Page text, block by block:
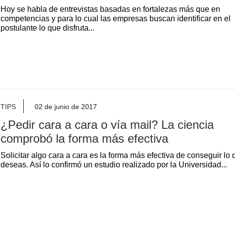
Hoy se habla de entrevistas basadas en fortalezas más que en
competencias y para lo cual las empresas buscan identificar en el
postulante lo que disfruta...
TIPS 02 de junio de 2017
¿Pedir cara a cara o vía mail? La ciencia
comprobó la forma más efectiva
Solicitar algo cara a cara es la forma más efectiva de conseguir lo
deseas. Así lo confirmó un estudio realizado por la Universidad...